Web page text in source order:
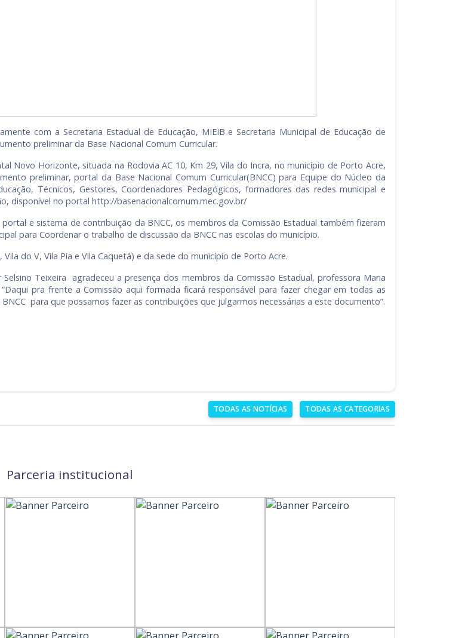
com a Secretaria Estadual de Educação, MIEIB e Secretaria Municipal de Educação de
preliminar da Base Nacional Comum Curricular.
Novo Horizonte, situada na Rodovia AC 10, Km 29, Vila do Incra, no município de Porto Acre,
preliminar, portal da Base Nacional Comum Curricular(BNCC) para Equipe do Núcleo da
Técnicos, Gestores, Coordenadores Pedagógicos, formadores das redes municipal e
disponível no portal http://basenacionalcomum.mec.gov.br/
e sistema de contribuição da BNCC, os membros da Comissão Estadual também fizeram
para Coordenar o trabalho de discussão da BNCC nas escolas do município.
do V, Vila Pia e Vila Caquetá) e da sede do município de Porto Acre.
Teixeira agradeceu a presença dos membros da Comissão Estadual, professora Maria
pra frente a Comissão aqui formada ficará responsável para fazer chegar em todas as
para que possamos fazer as contribuições que julgarmos necessárias a este documento”.
TODAS AS NOTÍCIAS TODAS AS CATEGORIAS
Parceria institucional